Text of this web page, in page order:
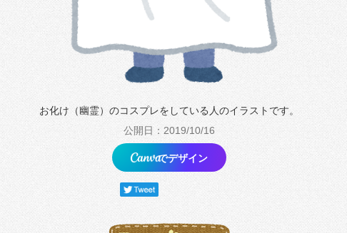
お化け（幽霊）のコスプレをしている人のイラストです。
公開日：2019/10/16
でデザイン